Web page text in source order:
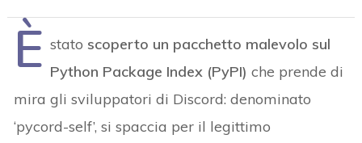
È stato scoperto un pacchetto malevolo sul
Python Package Index (PyPI) che prende di
mira gli sviluppatori di Discord: denominato
‘pycord-self’, si spaccia per il legittimo